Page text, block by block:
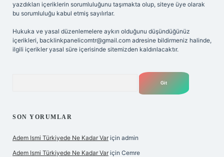
yazdıkları içeriklerin sorumluluğunu taşımakta olup, siteye üye olarak
bu sorumluluğu kabul etmiş sayılırlar.
Hukuka ve yasal düzenlemelere aykırı olduğunu düşündüğünüz
içerikleri, backlinkpanelicomtr@gmail.com adresine bildirmeniz halinde,
ilgili içerikler yasal süre içerisinde sitemizden kaldırılacaktır.
SON YORUMLAR
Adem Ismi Türkiyede Ne Kadar Var için admin
Adem Ismi Türkiyede Ne Kadar Var için Cemre